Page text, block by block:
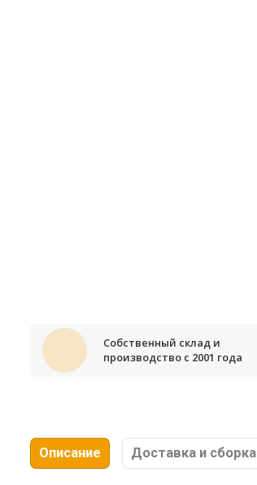
Собственный склад и
производство с 2001 года
Описание Доставка и сборка